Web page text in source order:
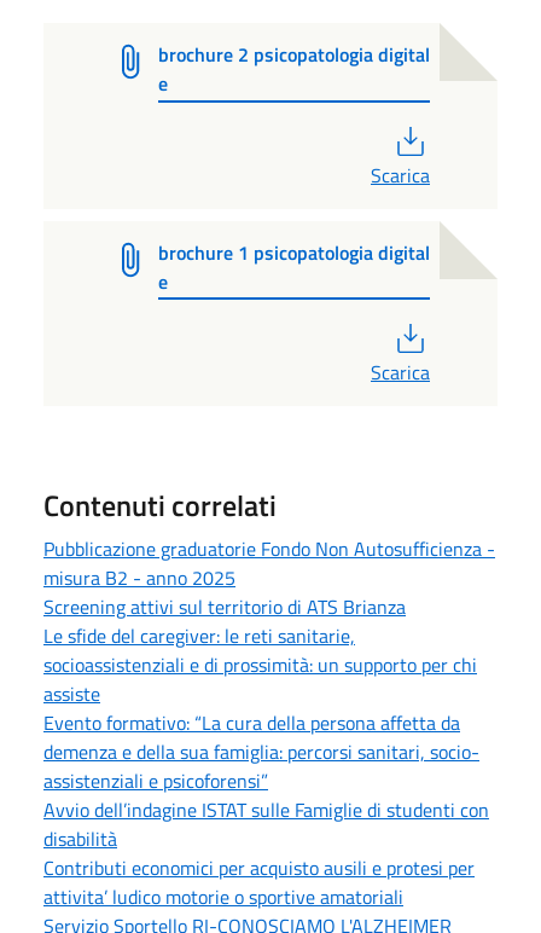
brochure 2 psicopatologia digital
e
Scarica
brochure 1 psicopatologia digital
e
Scarica
Contenuti correlati
Pubblicazione graduatorie Fondo Non Autosufficienza -
misura B2 - anno 2025
Screening attivi sul territorio di ATS Brianza
Le sfide del caregiver: le reti sanitarie,
socioassistenziali e di prossimità: un supporto per chi
assiste
Evento formativo: “La cura della persona affetta da
demenza e della sua famiglia: percorsi sanitari, socio-
assistenziali e psicoforensi”
Avvio dell’indagine ISTAT sulle Famiglie di studenti con
disabilità
Contributi economici per acquisto ausili e protesi per
attivita’ ludico motorie o sportive amatoriali
Servizio Sportello RI-CONOSCIAMO L'ALZHEIMER